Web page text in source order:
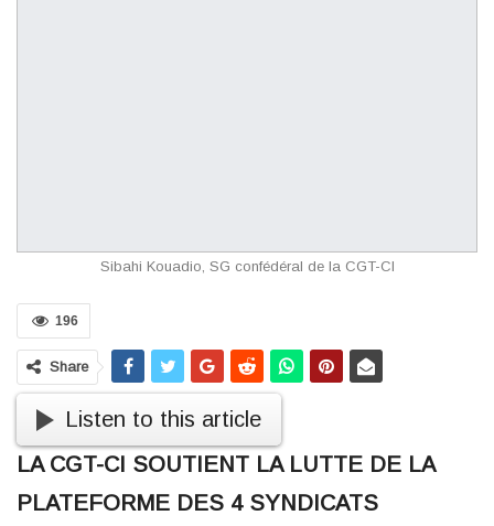
Sibahi Kouadio, SG confédéral de la CGT-CI
196
Share
Listen to this article
LA CGT-CI SOUTIENT LA LUTTE DE LA
PLATEFORME DES 4 SYNDICATS